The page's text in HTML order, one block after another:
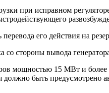
при исправном
его действия на
стороны вывода
мощностью 15 МВт и
быть предусмотрено